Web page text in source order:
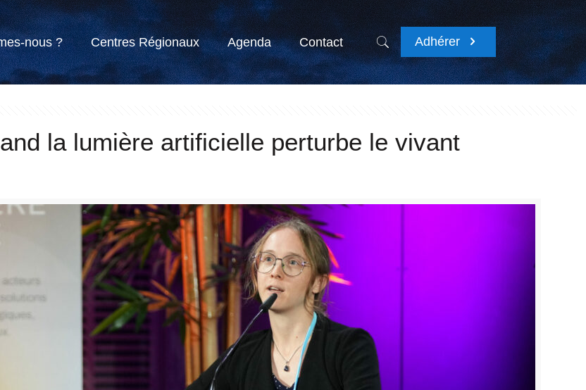
nous ? Centres Régionaux Agenda Contact Adhérer
la lumière artificielle perturbe le vivant